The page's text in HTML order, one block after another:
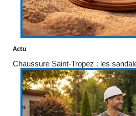
Actu
Chaussure Saint-Tropez : les